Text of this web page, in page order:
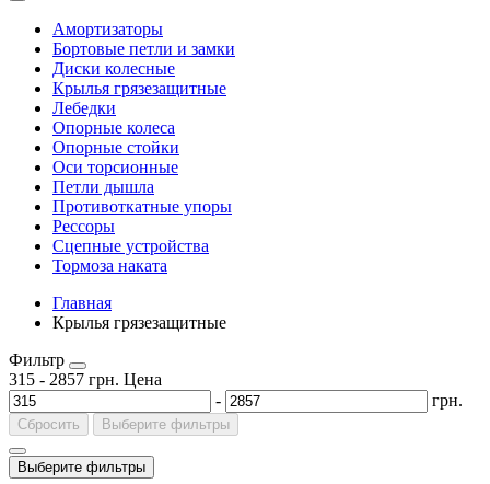
Амортизаторы
Бортовые петли и замки
Диски колесные
Крылья грязезащитные
Лебедки
Опорные колеса
Опорные стойки
Оси торсионные
Петли дышла
Противоткатные упоры
Рессоры
Сцепные устройства
Тормоза наката
Главная
Крылья грязезащитные
Фильтр
315 - 2857 грн. Цена
-
грн.
Сбросить Выберите фильтры
Выберите фильтры